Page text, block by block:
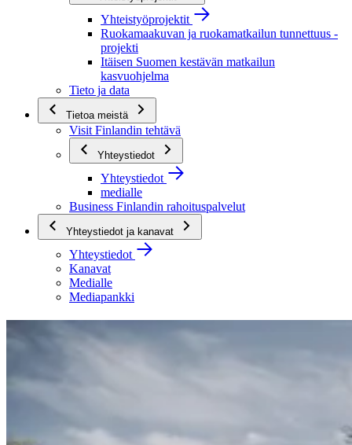
Yhteistyöprojektit
Ruokamaakuvan ja ruokamatkailun tunnettuus -
projekti
Itäisen Suomen kestävän matkailun
kasvuohjelma
Tieto ja data
Tietoa meistä
Visit Finlandin tehtävä
Yhteystiedot
Yhteystiedot
medialle
Business Finlandin rahoituspalvelut
Yhteystiedot ja kanavat
Yhteystiedot
Kanavat
Medialle
Mediapankki